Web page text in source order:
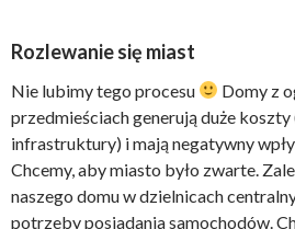
Rozlewanie się miast
Nie lubimy tego procesu
Domy z
przedmieściach generują duże koszty
infrastruktury) i mają negatywny
Chcemy, aby miasto było zwarte.
naszego domu w dzielnicach
potrzeby posiadania samochodów.